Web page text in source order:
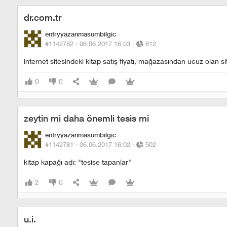
dr.com.tr
entryyazanmasumbilgic
#1142782 · 06.06.2017 16:03 · 612
internet sitesindeki kitap satış fiyatı, mağazasından ucuz olan
0 0
zeytin mi daha önemli tesis mi
entryyazanmasumbilgic
#1142781 · 06.06.2017 16:02 · 502
kitap kapağı adı: "tesise tapanlar"
2 0
u.i.